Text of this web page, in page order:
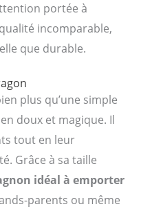
portée à
incomparable,
que durable.
plus qu’une simple
doux et magique. Il
tout en leur
Grâce à sa taille
idéal à emporter
parents ou même